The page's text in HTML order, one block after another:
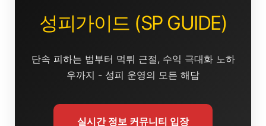
성피가이드 (SP GUIDE)
단속 피하는 법부터 먹튀 근절, 수익 극대화 노하
우까지 - 성피 운영의 모든 해답
실시간 정보 커뮤니티 입장